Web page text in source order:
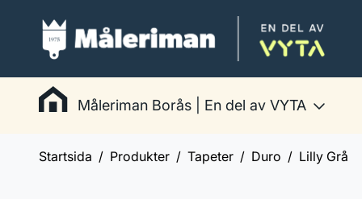
Måleriman Borås | En del av VYTA
Startsida Produkter Tapeter Duro Lilly Grå